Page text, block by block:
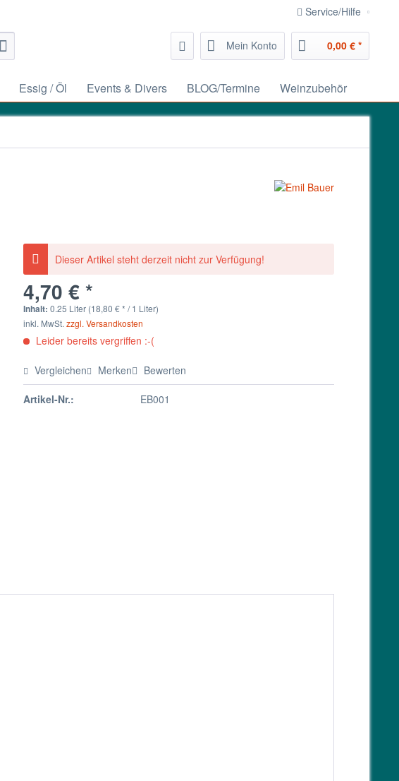
Service/Hilfe
Mein Konto 0,00 € *
Essig / Öl Events & Divers BLOG/Termine Weinzubehör
Dieser Artikel steht derzeit nicht zur Verfügung!
4,70 € *
Inhalt:0.25 Liter (18,80 € * / 1 Liter)
inkl. MwSt.zzgl. Versandkosten
Leider bereits vergriffen :-(
Vergleichen Merken Bewerten
Artikel-Nr.: EB001